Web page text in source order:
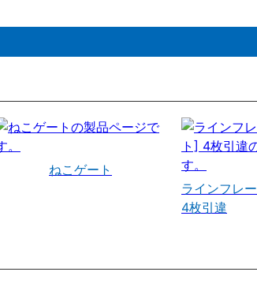
ねこゲート
ラインフレ
4枚引違